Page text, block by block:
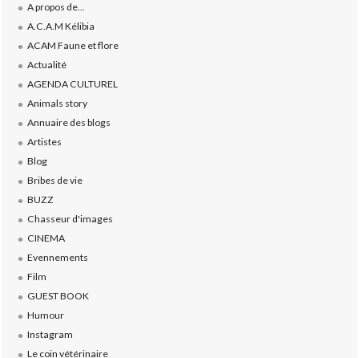
A propos de...
A.C.A.M Kélibia
ACAM Faune et flore
Actualité
AGENDA CULTUREL
Animals story
Annuaire des blogs
Artistes
Blog
Bribes de vie
BUZZ
Chasseur d'images
CINEMA
Evennements
Film
GUEST BOOK
Humour
Instagram
Le coin vétérinaire